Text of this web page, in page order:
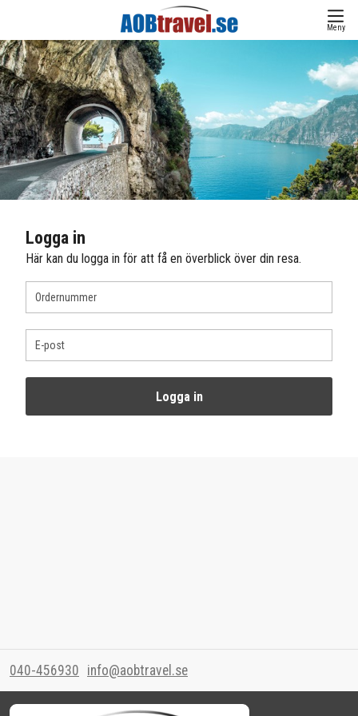
Meny
Logga in
Här kan du logga in för att få en överblick över din resa.
Ordernummer
E-post
Logga in
040-456930 info@aobtravel.se